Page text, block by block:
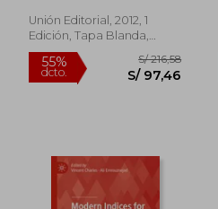
Primas
Unión Editorial, 2012, 1
Edición, Tapa Blanda,
Nuevo